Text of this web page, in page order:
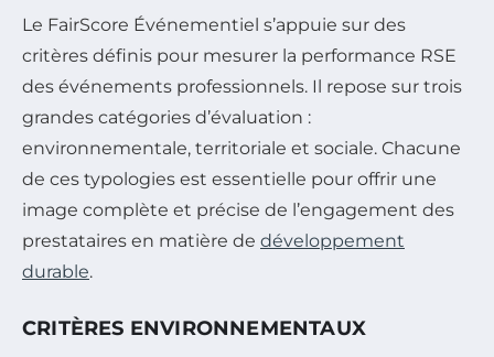
Le FairScore Événementiel s’appuie sur des
critères définis pour mesurer la performance RSE
des événements professionnels. Il repose sur trois
grandes catégories d’évaluation :
environnementale, territoriale et sociale. Chacune
de ces typologies est essentielle pour offrir une
image complète et précise de l’engagement des
prestataires en matière de développement
durable.
CRITÈRES ENVIRONNEMENTAUX